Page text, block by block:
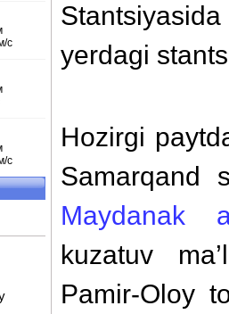
yerdagi
Hozirgi
Samarqand
Maydanak
kuzatuv
Pamir-Oloy